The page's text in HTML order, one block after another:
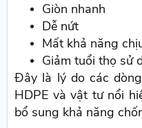
Giòn nhanh
Dễ nứt
Mất khả năng
Giảm tuổi thọ sử
Đây là lý do các
HDPE và vật tư nổi
bổ sung khả năng